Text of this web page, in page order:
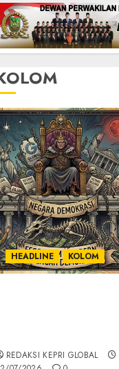
HEADLINE KOLOM
REDAKSI KEPRI GLOBAL